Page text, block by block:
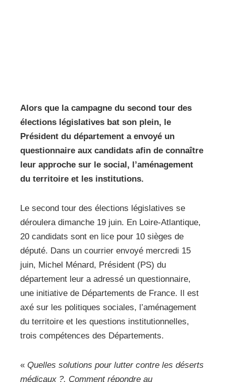
Alors que la campagne du second tour des
élections législatives bat son plein, le
Président du département a envoyé un
questionnaire aux candidats afin de connaître
leur approche sur le social, l’aménagement
du territoire et les institutions.
Le second tour des élections législatives se
déroulera dimanche 19 juin. En Loire-Atlantique,
20 candidats sont en lice pour 10 sièges de
député. Dans un courrier envoyé mercredi 15
juin, Michel Ménard, Président (PS) du
département leur a adressé un questionnaire,
une initiative de Départements de France. Il est
axé sur les politiques sociales, l’aménagement
du territoire et les questions institutionnelles,
trois compétences des Départements.
« Quelles solutions pour lutter contre les déserts
médicaux ?, Comment répondre au